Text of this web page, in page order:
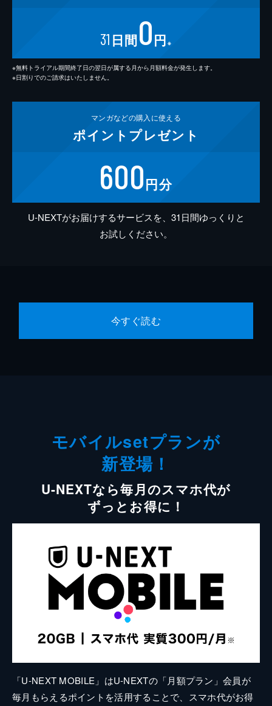
31 日間0円 ※
※無料トライアル期間終了日の翌日が属する月から月額料金が発生します。
※日割りでのご請求はいたしません。
マンガなどの購入に使える
ポイント プレゼント
600円分
U-NEXTがお届けするサービスを、31日間ゆっくりと
お試しください。
今すぐ読む
モバイルsetプランが
新登場！
U-NEXTなら毎月のスマホ代が
ずっとお得に！
「U-NEXT MOBILE」はU-NEXTの「月額プラン」会員が
毎月もらえるポイントを活用することで、スマホ代がお得